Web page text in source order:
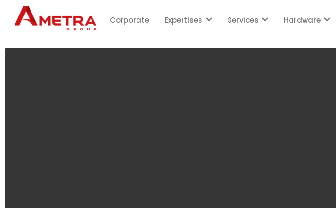
Corporate Expertises Services Hardware